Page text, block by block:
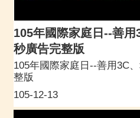
105年國際家庭日--善
秒廣告完整版
105-12-13
105年國際家庭日--善用3C
整版